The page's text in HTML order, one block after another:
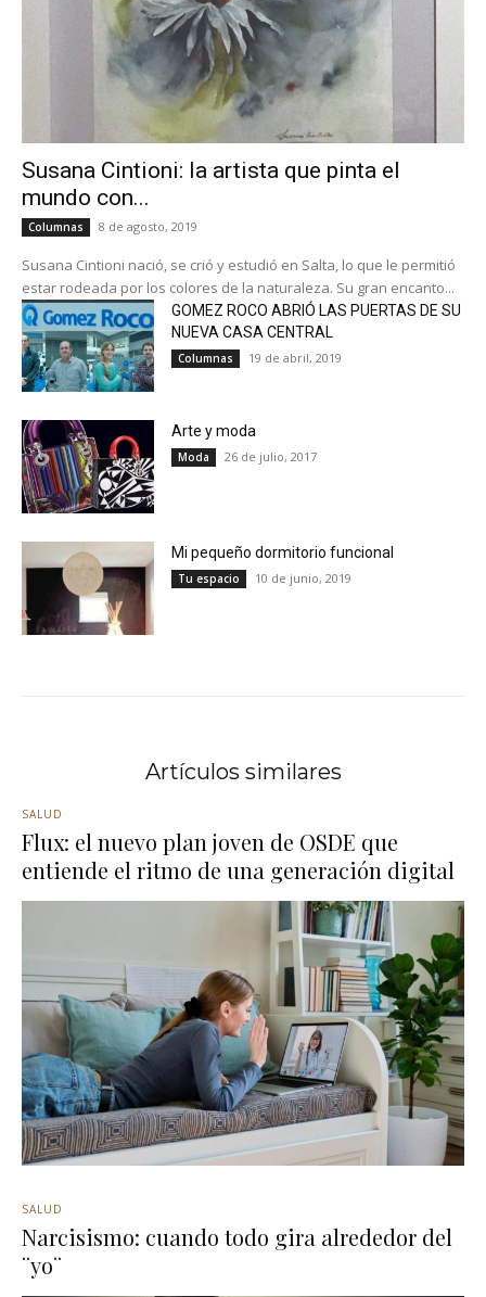
Susana Cintioni: la artista que pinta el
mundo con...
Columnas 8 de agosto, 2019
Susana Cintioni nació, se crió y estudió en Salta, lo que le permitió
estar rodeada por los colores de la naturaleza. Su gran encanto...
GOMEZ ROCO ABRIÓ LAS PUERTAS DE SU
NUEVA CASA CENTRAL
Columnas 19 de abril, 2019
Arte y moda
Moda 26 de julio, 2017
Mi pequeño dormitorio funcional
Tu espacio 10 de junio, 2019
Artículos similares
SALUD
Flux: el nuevo plan joven de OSDE que
entiende el ritmo de una generación digital
SALUD
Narcisismo: cuando todo gira alrededor del
¨yo¨